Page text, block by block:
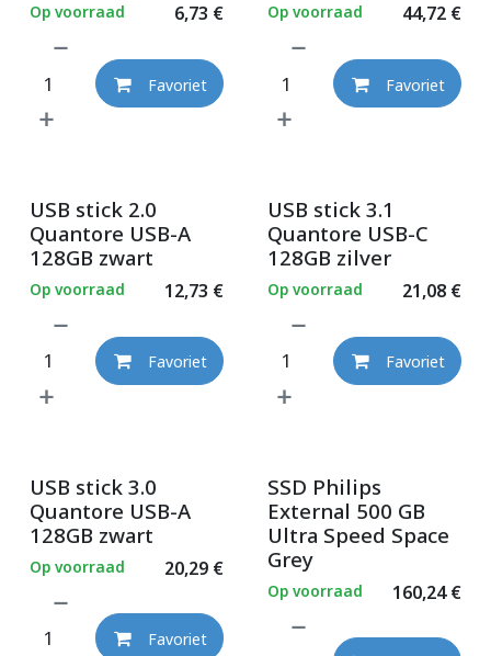
6,73 €
Op voorraad
Favoriet
44,72€
Op voorraad
Favoriet
USB stick 2.0
Quantore USB-A
128GB zwart
12,73 €
Op voorraad
Favoriet
USB stick 3.1
Quantore USB-C
128GB zilver
21,08€
Op voorraad
Favoriet
USB stick 3.0
Quantore USB-A
128GB zwart
20,29€
Op voorraad
Favoriet
SSD Philips
External 500 GB
Ultra Speed Space
Grey
160,24€
Op voorraad